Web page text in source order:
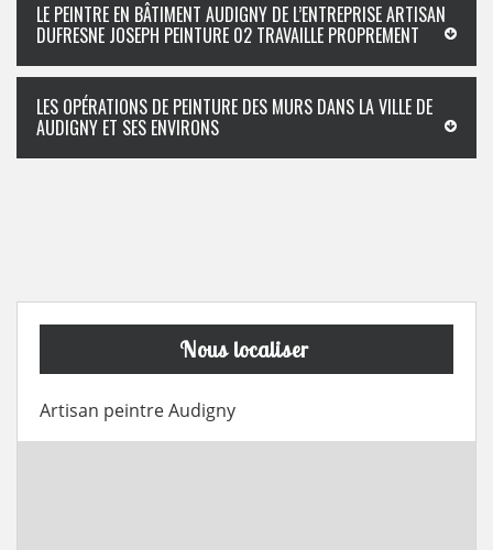
LE PEINTRE EN BÂTIMENT AUDIGNY DE L’ENTREPRISE ARTISAN
DUFRESNE JOSEPH PEINTURE 02 TRAVAILLE PROPREMENT
LES OPÉRATIONS DE PEINTURE DES MURS DANS LA VILLE DE
AUDIGNY ET SES ENVIRONS
Nous localiser
Artisan peintre Audigny